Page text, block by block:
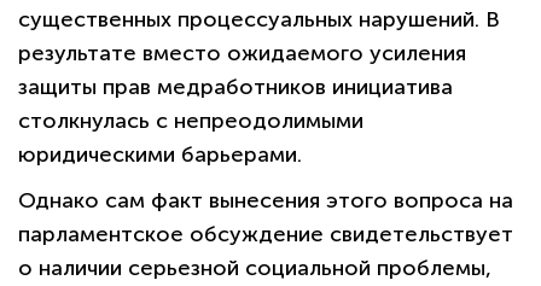
существенных процессуальных нарушений. В
результате вместо ожидаемого усиления
защиты прав медработников инициатива
столкнулась с непреодолимыми
юридическими барьерами.
Однако сам факт вынесения этого вопроса на
парламентское обсуждение свидетельствует
о наличии серьезной социальной проблемы,